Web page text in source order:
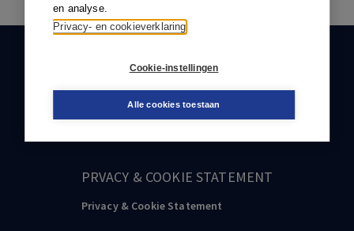
en analyse.
Privacy- en cookieverklaring
Cookie-instellingen
Alle cookies toestaan
KLANTENSERVICE
088-0301000
klantenservice@boom.nl
PRVACY & COOKIE STATEMENT
Privacy & Cookie Statement